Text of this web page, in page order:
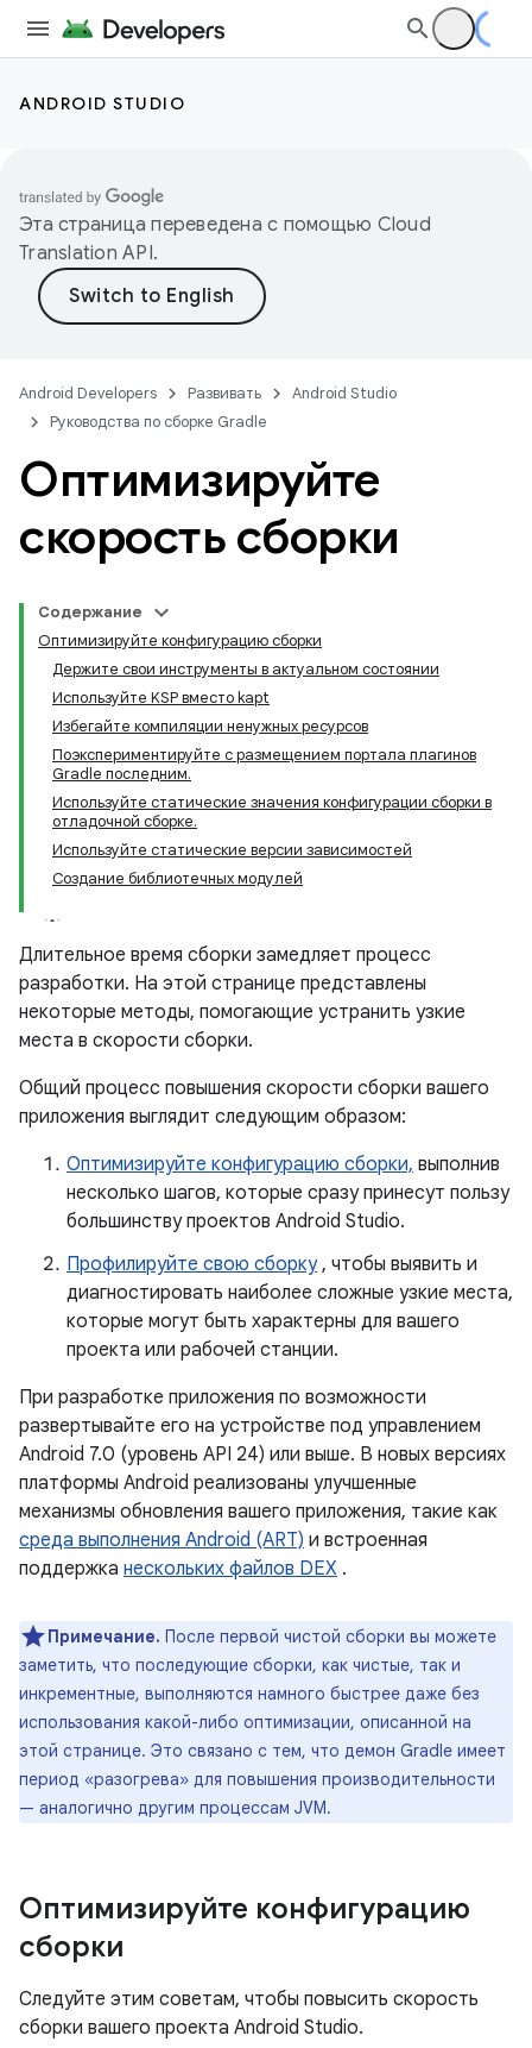
ANDROID STUDIO
Эта страница переведена с помощью Cloud
Translation API.
Android Developers Развивать
Android Studio
Руководства по сборке Gradle
Оптимизируйте
скорость сборки
Содержание
Оптимизируйте конфигурацию сборки
Держите свои инструменты в актуальном состоянии
Используйте KSP вместо kapt
Избегайте компиляции ненужных ресурсов
Поэкспериментируйте с размещением портала плагинов
Gradle последним.
Используйте статические значения конфигурации сборки в
отладочной сборке.
Используйте статические версии зависимостей
Создание библиотечных модулей
Длительное время сборки замедляет процесс
разработки. На этой странице представлены
некоторые методы, помогающие устранить узкие
места в скорости сборки.
Общий процесс повышения скорости сборки вашего
приложения выглядит следующим образом:
Оптимизируйте конфигурацию сборки, выполнив
несколько шагов, которые сразу принесут пользу
большинству проектов Android Studio.
Профилируйте свою сборку, чтобы выявить и
диагностировать наиболее сложные узкие места,
которые могут быть характерны для вашего
проекта или рабочей станции.
При разработке приложения по возможности
развертывайте его на устройстве под управлением
Android 7.0 (уровень API 24) или выше. В новых версиях
платформы Android реализованы улучшенные
механизмы обновления вашего приложения, такие как
среда выполнения Android (ART) и встроенная
поддержка нескольких файлов DEX .
Примечание. После первой чистой сборки вы можете
заметить, что последующие сборки, как чистые, так и
инкрементные, выполняются намного быстрее даже без
использования какой-либо оптимизации, описанной на
этой странице. Это связано с тем, что демон Gradle имеет
период «разогрева» для повышения производительности
— аналогично другим процессам JVM.
Оптимизируйте конфигурацию
сборки
Следуйте этим советам, чтобы повысить скорость
сборки вашего проекта Android Studio.